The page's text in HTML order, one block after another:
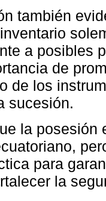
también
a posibles
de
de los
sucesión.
la posesión
para
la